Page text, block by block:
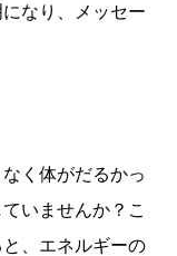
なり、メッセー
く体がだるかっ
いませんか？こ
、エネルギーの